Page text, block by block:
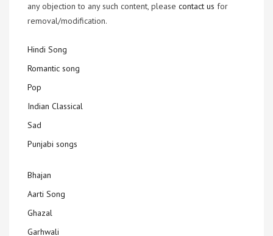
any objection to any such content, please contact us for
removal/modification.
Hindi Song
Romantic song
Pop
Indian Classical
Sad
Punjabi songs
Bhajan
Aarti Song
Ghazal
Garhwali